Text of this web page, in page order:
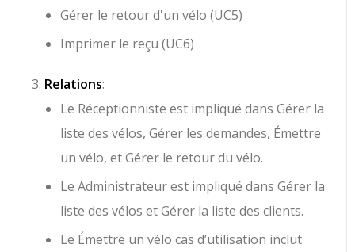
Gérer le retour d'un vélo (UC5)
Imprimer le reçu (UC6)
Relations:
Le Réceptionniste est impliqué dansGérer la
liste des vélos,Gérer les demandes, Émettre
un vélo, etGérer le retour du vélo.
LeAdministrateurest impliqué dansGérer la
liste des vélos etGérer la liste des clients.
Le Émettre un vélo cas d’utilisation inclut